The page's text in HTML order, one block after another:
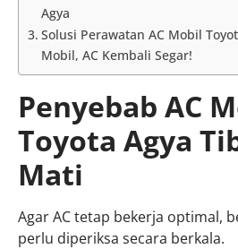
Agya
Solusi Perawatan AC Mobil
Mobil, AC Kembali Segar!
Penyebab AC
Toyota Agya
Mati
Agar AC tetap bekerja optimal,
perlu diperiksa secara berkala.